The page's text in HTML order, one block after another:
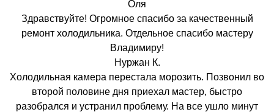
Оля
Здравствуйте! Огромное спасибо за качественный
ремонт холодильника. Отдельное спасибо мастеру
Владимиру!
Нуржан К.
Холодильная камера перестала морозить. Позвонил во
второй половине дня приехал мастер, быстро
разобрался и устранил проблему. На все ушло минут